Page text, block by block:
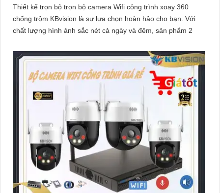
Thiết kế trọn bộ trọn bộ camera Wifi công trình xoay 360
chống trộm KBvision là sự lựa chọn hoàn hảo cho bạn. Với
chất lượng hình ảnh sắc nét cả ngày và đêm, sản phẩm 2